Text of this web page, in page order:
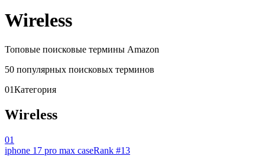
Wireless
Топовые поисковые термины Amazon
50 популярных поисковых терминов
01Категория
Wireless
01
iphone 17 pro max caseRank #13